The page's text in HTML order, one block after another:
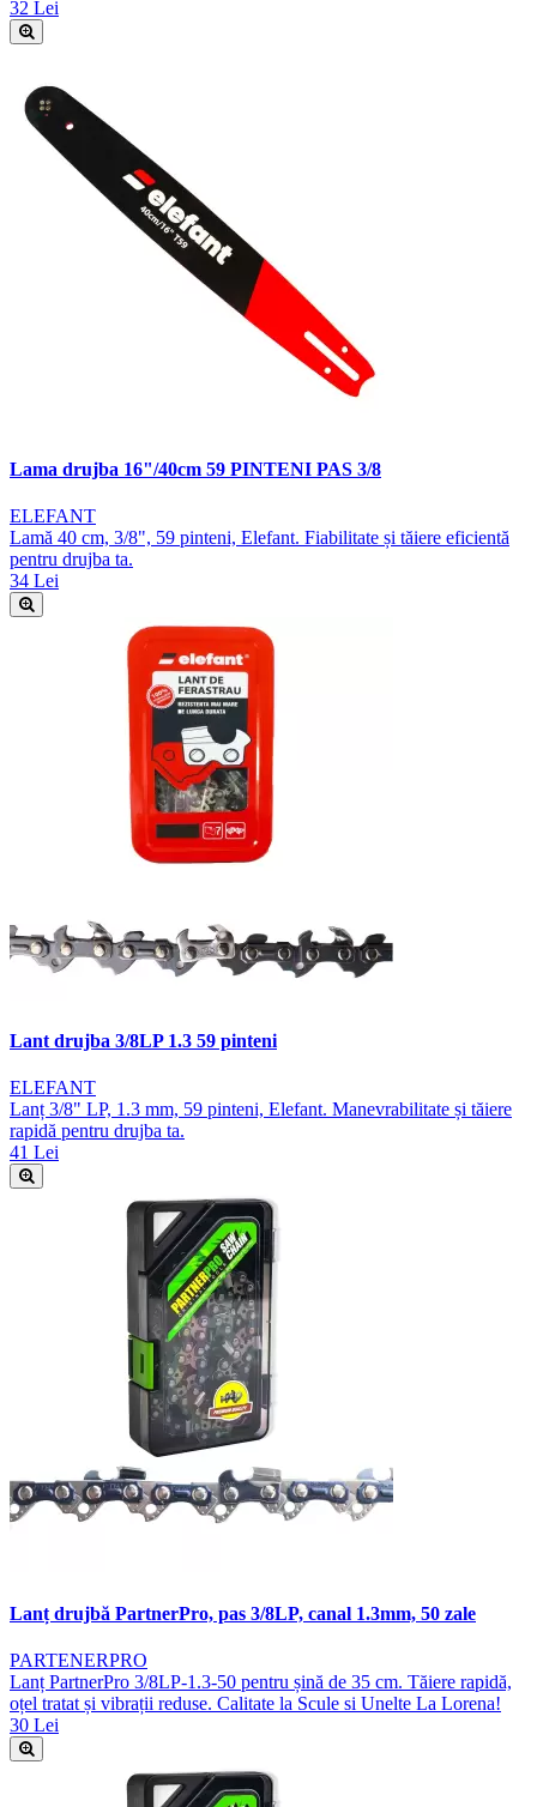
32 Lei
Lama drujba 16"/40cm 59 PINTENI PAS 3/8
ELEFANT
Lamă 40 cm, 3/8", 59 pinteni, Elefant. Fiabilitate și tăiere eficientă
pentru drujba ta.
34 Lei
Lant drujba 3/8LP 1.3 59 pinteni
ELEFANT
Lanț 3/8" LP, 1.3 mm, 59 pinteni, Elefant. Manevrabilitate și tăiere
rapidă pentru drujba ta.
41 Lei
Lanț drujbă PartnerPro, pas 3/8LP, canal 1.3mm, 50 zale
PARTENERPRO
Lanț PartnerPro 3/8LP-1.3-50 pentru șină de 35 cm. Tăiere rapidă,
oțel tratat și vibrații reduse. Calitate la Scule si Unelte La Lorena!
30 Lei